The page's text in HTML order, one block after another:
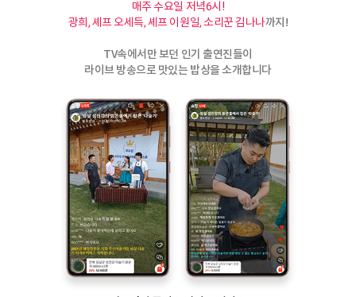
매주 수요일 저녁6시!
광희, 셰프 오세득, 셰프 이원일, 소리꾼 김나나까지!
TV속에서만 보던 인기 출연진들이
라이브 방송으로 맛있는 밥상을 소개합니다